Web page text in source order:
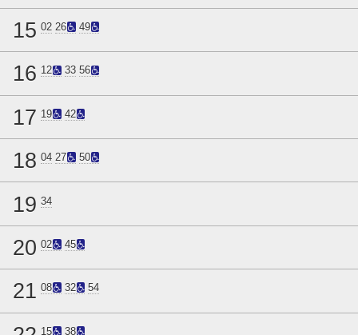
15 02 26 49
16 12 33 56
17 19 42
18 04 27 50
19 34
20 02 45
21 08 32 54
15 38